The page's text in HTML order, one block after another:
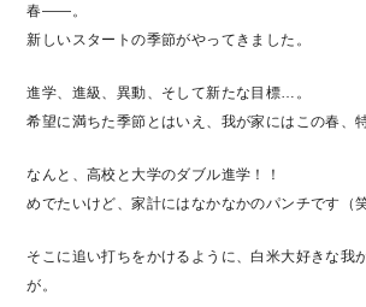
春——。
新しいスタートの季節がやってきました。
進学、進級、異動、そして新たな目標…。
希望に満ちた季節とはいえ、我が家にはこの春、
なんと、高校と大学のダブル進学！！
めでたいけど、家計にはなかなかのパンチです（笑
そこに追い打ちをかけるように、白米大好きな我
が。